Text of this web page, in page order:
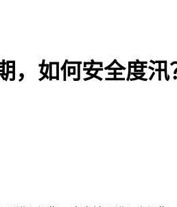
，如何安全度汛